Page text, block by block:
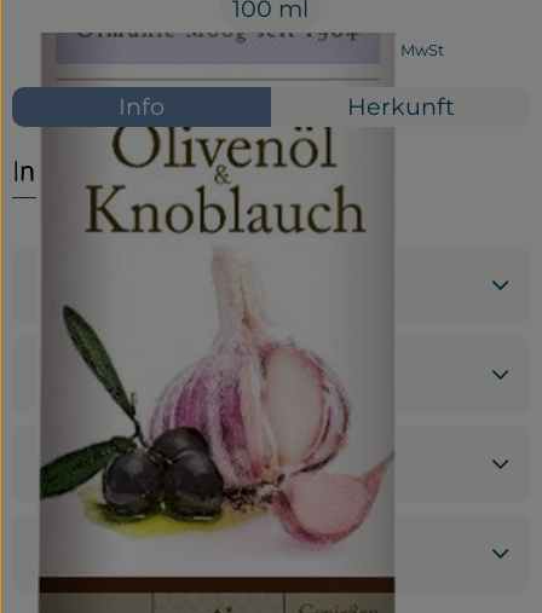
Neues vom Hof
100 ml
7% MwSt
Info Herkunft
Info
Zutaten
Nährwert-Info